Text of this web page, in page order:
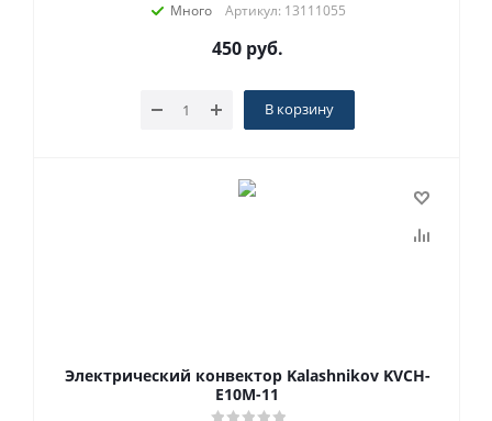
Много Артикул: 13111055
450руб.
В корзину
Электрический конвектор Kalashnikov KVCH-
E10M-11